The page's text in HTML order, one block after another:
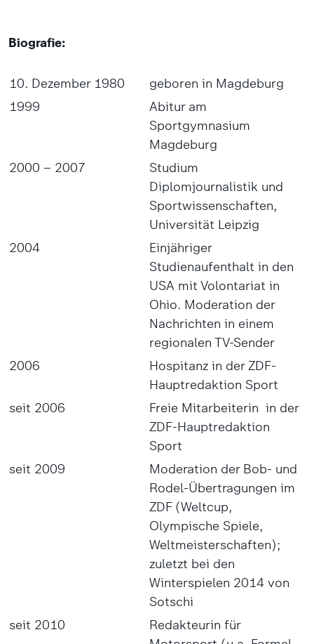
Biografie:
10. Dezember 1980
geboren in Magdeburg
1999
Abitur am
Sportgymnasium
Magdeburg
2000 – 2007
Studium
Diplomjournalistik und
Sportwissenschaften,
Universität Leipzig
2004
Einjähriger
Studienaufenthalt in den
USA mit Volontariat in
Ohio. Moderation der
Nachrichten in einem
regionalen TV-Sender
2006
Hospitanz in der ZDF-
Hauptredaktion Sport
seit 2006
Freie Mitarbeiterin in der
ZDF-Hauptredaktion
Sport
seit 2009
Moderation der Bob- und
Rodel-Übertragungen im
ZDF (Weltcup,
Olympische Spiele,
Weltmeisterschaften);
zuletzt bei den
Winterspielen 2014 von
Sotschi
seit 2010
Redakteurin für